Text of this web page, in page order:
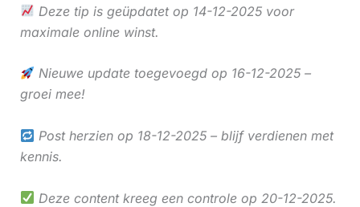
Deze tip is geüpdatet op 14-12-2025 voor
maximale online winst.
Nieuwe update toegevoegd op 16-12-2025 –
groei mee!
Post herzien op 18-12-2025 – blijf verdienen met
kennis.
Deze content kreeg een controle op 20-12-2025.